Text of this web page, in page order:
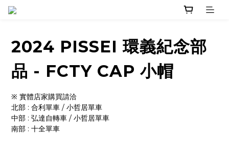
2024 PISSEI 環義紀念部
品 - FCTY CAP 小帽
※ 實體店家購買請洽
北部 : 合利單車 / 小哲居單車
中部 : 弘達自轉車 / 小哲居單車
南部 : 十全單車